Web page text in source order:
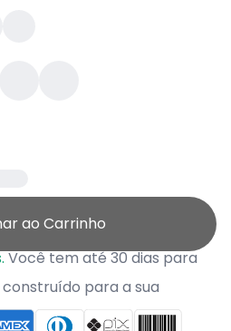
ao Carrinho
Você tem até 30 dias para
construído para a sua